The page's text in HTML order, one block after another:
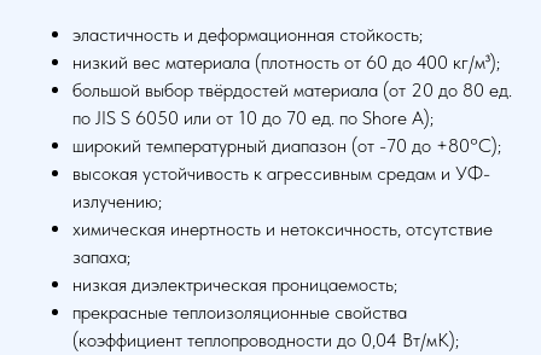
эластичность и деформационная стойкость;
низкий вес материала (плотность от 60 до 400 кг/м³);
большой выбор твёрдостей материала (от 20 до 80 ед.
по JIS S 6050 или от 10 до 70 ед. по Shore А);
широкий температурный диапазон (от -70 до +80°C);
высокая устойчивость к агрессивным средам и УФ-
излучению;
химическая инертность и нетоксичность, отсутствие
запаха;
низкая диэлектрическая проницаемость;
прекрасные теплоизоляционные свойства
(коэффициент теплопроводности до 0,04 Вт/мК);